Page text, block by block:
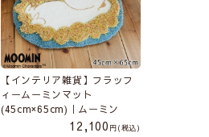
【インテリア雑貨】フラッフ
ィームーミンマット
(45cm×65cm)｜ムーミン
12,100
税込